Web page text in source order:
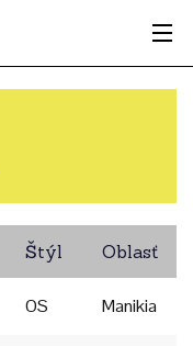
Štýl Oblasť
OS Manikia